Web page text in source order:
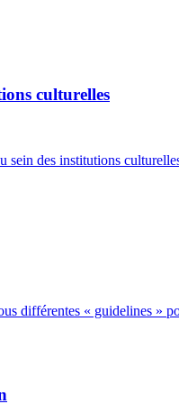
culturelles
des institutions
différentes « guidelines